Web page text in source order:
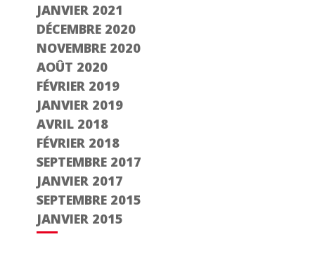
JANVIER 2021
DÉCEMBRE 2020
NOVEMBRE 2020
AOÛT 2020
FÉVRIER 2019
JANVIER 2019
AVRIL 2018
FÉVRIER 2018
SEPTEMBRE 2017
JANVIER 2017
SEPTEMBRE 2015
JANVIER 2015